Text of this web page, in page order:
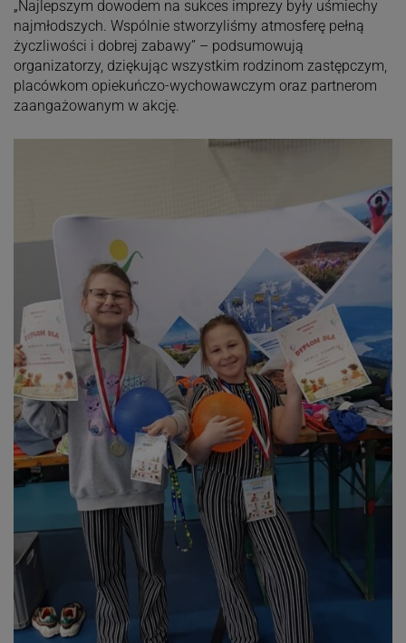
​„Najlepszym dowodem na sukces imprezy były uśmiechy
najmłodszych. Wspólnie stworzyliśmy atmosferę pełną
życzliwości i dobrej zabawy” – podsumowują
organizatorzy, dziękując wszystkim rodzinom zastępczym,
placówkom opiekuńczo-wychowawczym oraz partnerom
zaangażowanym w akcję.